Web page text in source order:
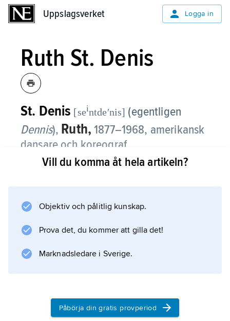
Uppslagsverket Logga in
Ruth St. Denis
St. Denis [seintdeʹnis] (egentligen
Dennis), Ruth, 1877–1968, amerikansk
dansare och koreograf.
St. Denis slog igenom under en europeisk
Information om artikeln
Vill du komma åt hela artikeln?
Objektiv och pålitlig kunskap.
Prova det, du kommer att gilla det!
Marknadsledare i Sverige.
Påbörja din gratis provperiod